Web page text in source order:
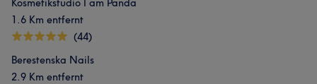
Kosmetikstudio I am Panda
1.6 Km entfernt
(44)
Berestenska Nails
2.9 Km entfernt